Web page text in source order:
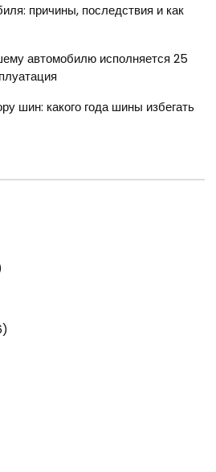
причины, последствия и как
автомобилю исполняется 25
шин: какого года шины избегать